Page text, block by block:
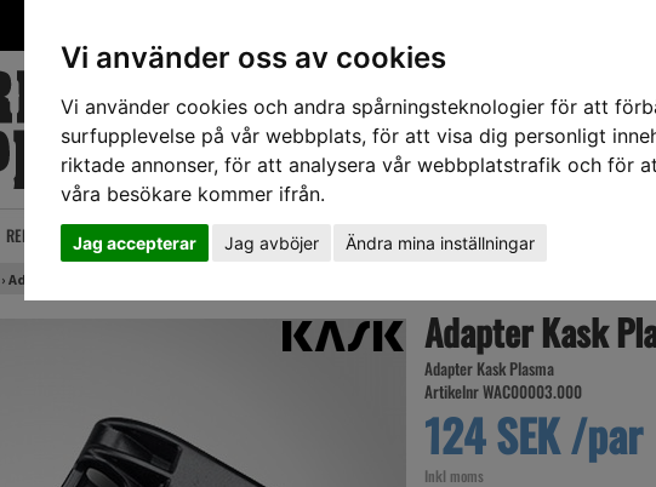
Vi använder oss av cookies
Vi använder cookies och andra spårningsteknologier för att
surfupplevelse på vår webbplats, för att visa dig personligt
riktade annonser, för att analysera vår webbplatstrafik och för
våra besökare kommer ifrån.
Jag accepterar Jag avböjer Ändra mina inställningar
REP ANSIKTSSKYDD HÖRSELSKYDD HANDSKAR SKOR VERKTYG
› Adapter Kask Plasma för hörselskydd
Adapter Kask
Adapter Kask Plasma
Artikelnr WAC00003.000
124 SEK /par
Inkl moms